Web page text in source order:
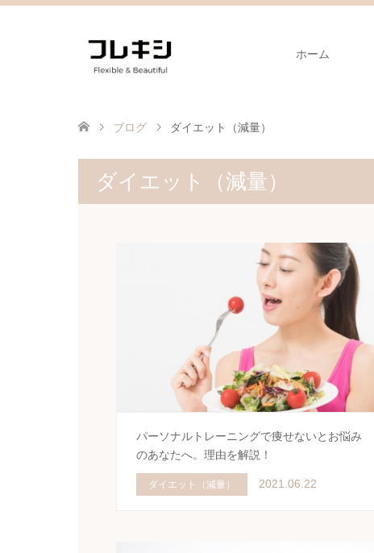
ホーム
ブログ ダイエット（減量）
ダイエット（減量）
パーソナルトレーニングで痩せないとお悩み
のあなたへ。理由を解説！
ダイエット（減量） 2021.06.22